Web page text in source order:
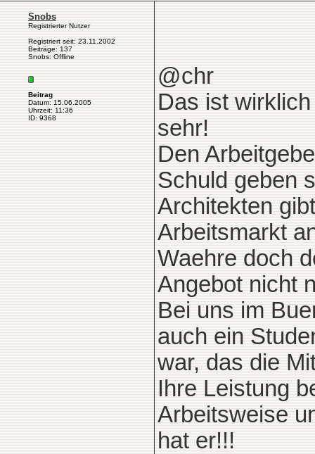
Snobs
Registrierter Nutzer
Registriert seit: 23.11.2002
Beiträge: 137
Snobs: Offline
Beitrag
Datum: 15.06.2005
Uhrzeit: 11:36
ID: 9368
@chr
Das ist
sehr!
Den
Schuld geben
Architekten
Arbeitsmarkt
Waehre doch
Angebot nicht
Bei uns im
auch ein
war, das die
Ihre Leistung
Arbeitsweise
hat er!!!